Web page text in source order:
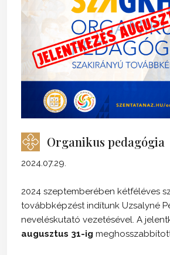
Organikus pedagógia
2024.07.29.
2024 szeptemberében kétféléves
továbbképzést indítunk Uzsalyné
neveléskutató vezetésével. A
augusztus 31-ig